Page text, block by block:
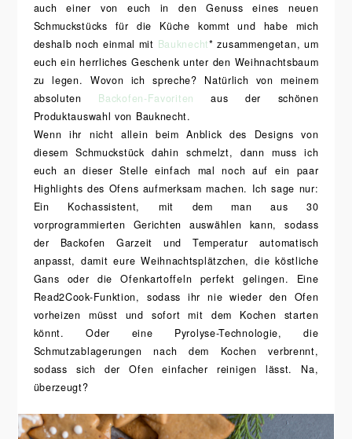
auch einer von euch in den Genuss eines neuen
Schmuckstücks für die Küche kommt und habe mich
deshalb noch einmal mit Bauknecht* zusammengetan, um
euch ein herrliches Geschenk unter den Weihnachtsbaum
zu legen. Wovon ich spreche? Natürlich von meinem
absoluten Backofen-Favoriten
aus der schönen
Produktauswahl von Bauknecht.
Wenn ihr nicht allein beim Anblick des Designs von
diesem Schmuckstück dahin schmelzt, dann muss ich
euch an dieser Stelle einfach mal noch auf ein paar
Highlights des Ofens aufmerksam machen. Ich sage nur:
Ein Kochassistent, mit dem man aus 30
vorprogrammierten Gerichten auswählen kann, sodass
der Backofen Garzeit und Temperatur automatisch
anpasst, damit eure Weihnachtsplätzchen, die köstliche
Gans oder die Ofenkartoffeln perfekt gelingen. Eine
Read2Cook-Funktion, sodass ihr nie wieder den Ofen
vorheizen müsst und sofort mit dem Kochen starten
könnt. Oder eine Pyrolyse-Technologie, die
Schmutzablagerungen nach dem Kochen verbrennt,
sodass sich der Ofen einfacher reinigen lässt. Na,
überzeugt?